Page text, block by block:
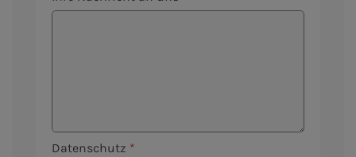
Datenschutz *